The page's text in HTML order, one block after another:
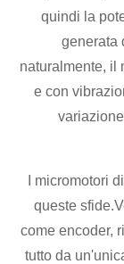
quindi la
generata
naturalmente, il
e con
I micromotori
queste
come encoder,
tutto da